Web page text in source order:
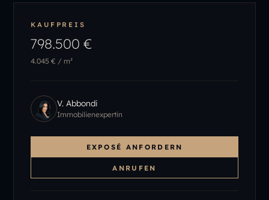
KAUFPREIS
798.500 €
4.045 € / m²
V. Abbondi
Immobilienexpertin
EXPOSÉ ANFORDERN
ANRUFEN